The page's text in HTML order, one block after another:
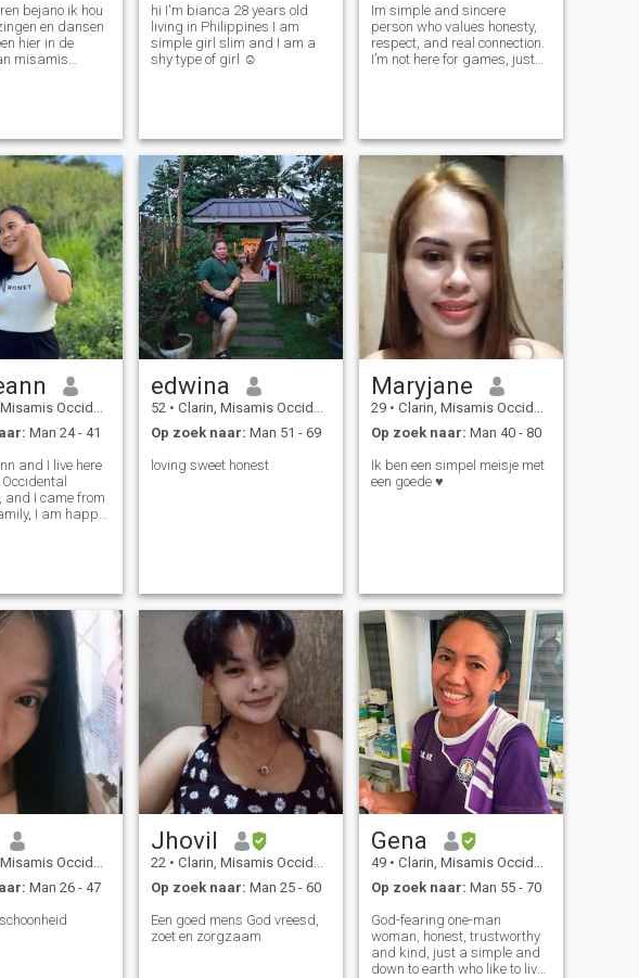
bejano ik hou
en dansen
hier in de
misamis
te eten
en 166 cm en ik
ik
een serieuze
is een van de
serieus en
te zijn
hi I'm bianca 28 years old
living in Philippines I am
simple girl slim and I am a
shy type of girl ☺️
Im simple and sincere
person who values honesty,
respect, and real connection.
I’m not here for games, just
kind of connection that feels
Occidental, Filipijnen
Man 24 - 41
and I live here
and I came from
I am happy
Im in those site
edwina
52 • Clarin, Misamis Occidental, Filipijnen
Op zoek naar: Man 51 - 69
loving sweet honest
Maryjane
29 • Clarin, Misamis Occidental, Filipijnen
Op zoek naar: Man 40 - 80
Ik ben een simpel meisje met
een goede ♥️
Occidental, Filipijnen
Man 26 - 47
Jhovil
22 • Clarin, Misamis Occidental, Filipijnen
Op zoek naar: Man 25 - 60
Een goed mens God vreesd,
zoet en zorgzaam
Gena
49 • Clarin, Misamis Occidental, Filipijnen
Op zoek naar: Man 55 - 70
God-fearing one-man
woman, honest, trustworthy
and kind, just a simple and
down to earth who like to live